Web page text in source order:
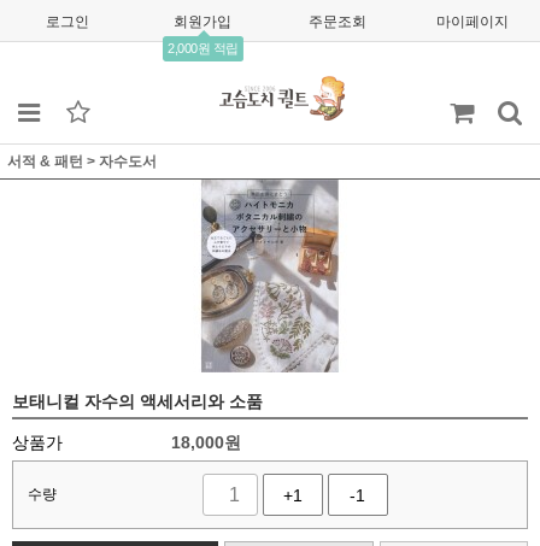
로그인 회원가입
2,000원 적립
주문조회 마이페이지
서적 & 패턴 > 자수도서
보태니컬 자수의 액세서리와 소품
상품가 18,000원
수량 +1 -1